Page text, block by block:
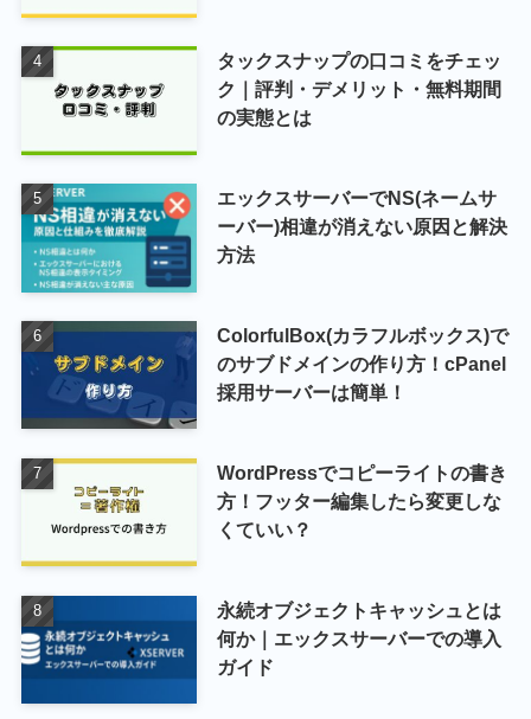
タックスナップの口コミをチェッ
ク｜評判・デメリット・無料期間
の実態とは
エックスサーバーでNS(ネームサ
ーバー)相違が消えない原因と解決
方法
ColorfulBox(カラフルボックス)で
のサブドメインの作り方！cPanel
採用サーバーは簡単！
WordPressでコピーライトの書き
方！フッター編集したら変更しな
くていい？
永続オブジェクトキャッシュとは
何か｜エックスサーバーでの導入
ガイド